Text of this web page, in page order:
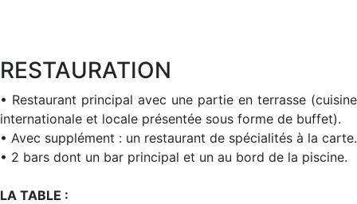
RESTAURATION
• Restaurant principal avec une partie en terrasse (cuisine
internationale et locale présentée sous forme de buffet).
• Avec supplément : un restaurant de spécialités à la carte.
• 2 bars dont un bar principal et un au bord de la piscine.
LA TABLE :